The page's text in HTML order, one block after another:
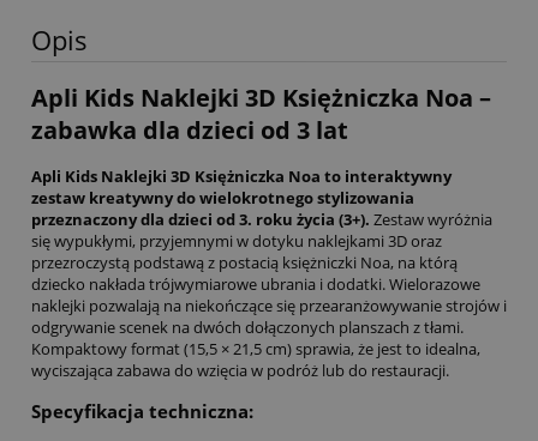
Opis
Apli Kids Naklejki 3D Księżniczka Noa –
zabawka dla dzieci od 3 lat
Apli Kids Naklejki 3D Księżniczka Noa to interaktywny
zestaw kreatywny do wielokrotnego stylizowania
przeznaczony dla dzieci od 3. roku życia (3+). Zestaw wyróżnia
się wypukłymi, przyjemnymi w dotyku naklejkami 3D oraz
przezroczystą podstawą z postacią księżniczki Noa, na którą
dziecko nakłada trójwymiarowe ubrania i dodatki. Wielorazowe
naklejki pozwalają na niekończące się przearanżowywanie strojów i
odgrywanie scenek na dwóch dołączonych planszach z tłami.
Kompaktowy format (15,5 × 21,5 cm) sprawia, że jest to idealna,
wyciszająca zabawa do wzięcia w podróż lub do restauracji.
Specyfikacja techniczna: